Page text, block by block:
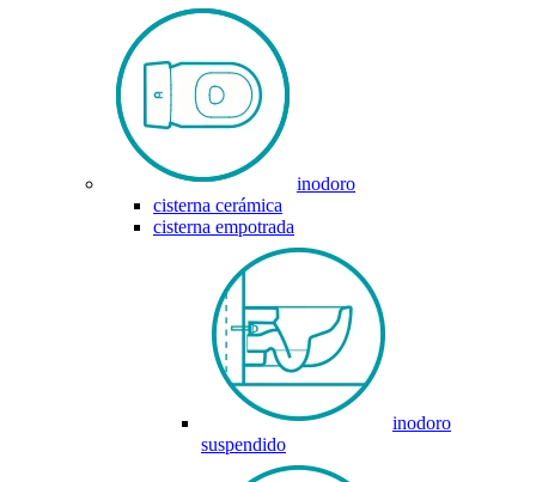
inodoro
cisterna cerámica
cisterna empotrada
inodoro
suspendido